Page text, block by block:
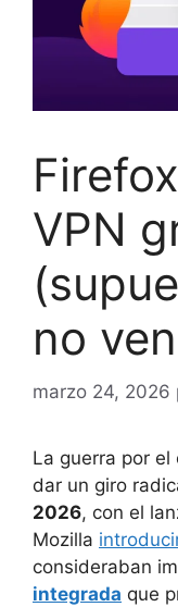
VPN
no
marzo 24, 2026
La guerra por
dar un giro
2026, con el
Mozilla
consideraban
integrada que